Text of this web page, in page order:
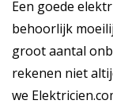
Een goede
behoorlijk
groot aantal
rekenen niet
we